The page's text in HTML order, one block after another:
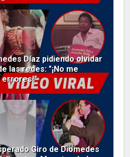
Díaz pidiendo olvidar
las redes: "¡No me
errores!"
Giro de Diomedes